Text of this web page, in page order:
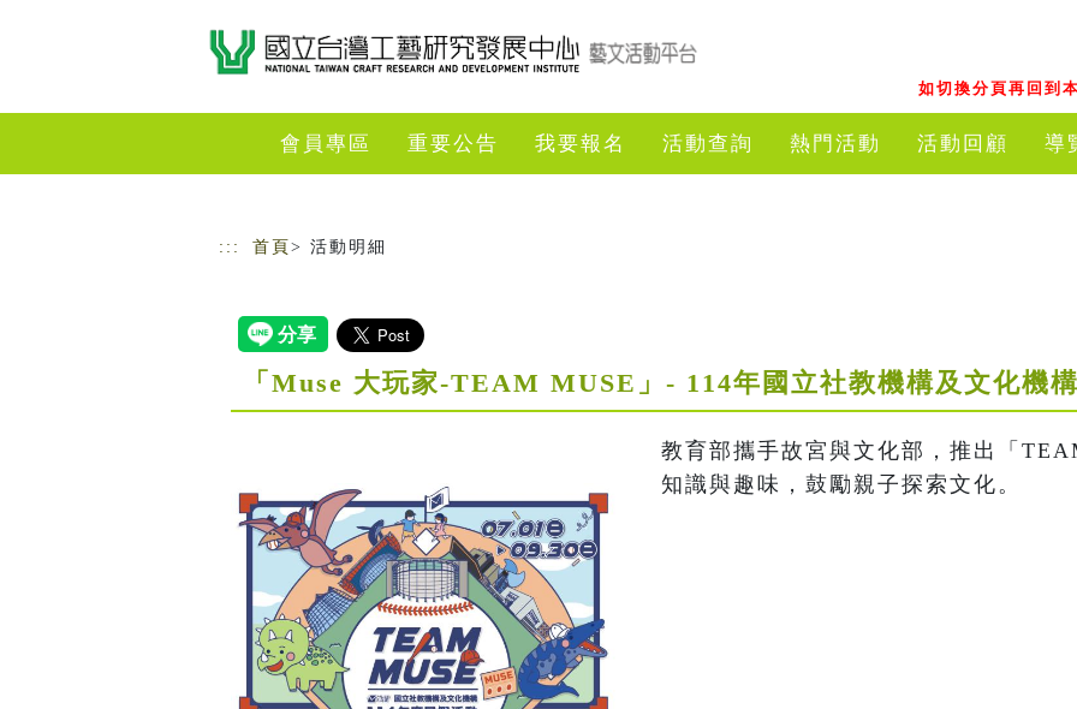
如切換分頁再回到
會員專區 重要公告 我要報名 活動查詢 熱門活動 活動回顧 導
::: 首頁 > 活動明細
「Muse 大玩家-TEAM MUSE」- 114年國立社教機構及文化機
教育部攜手故宮與文化部，推出「
知識與趣味，鼓勵親子探索文化。